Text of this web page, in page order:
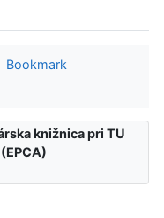
Bookmark
knižnica pri TU